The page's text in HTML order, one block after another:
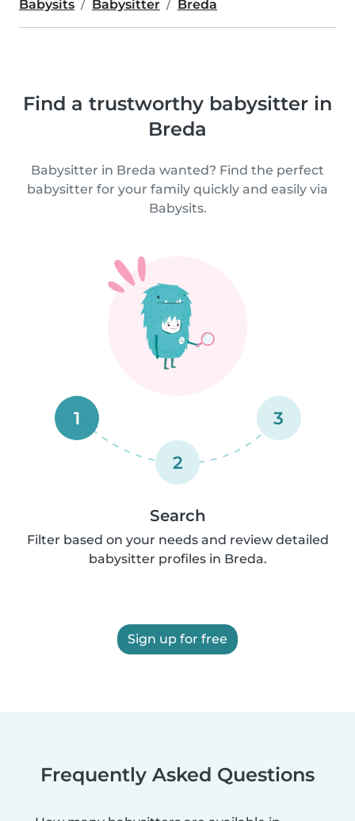
Babysits Babysitter Breda
Find a trustworthy babysitter in
Breda
Babysitter in Breda wanted? Find the perfect
babysitter for your family quickly and easily via
Babysits.
1
2
3
Search
Filter based on your needs and review detailed
babysitter profiles in Breda.
Sign up for free
Frequently Asked Questions